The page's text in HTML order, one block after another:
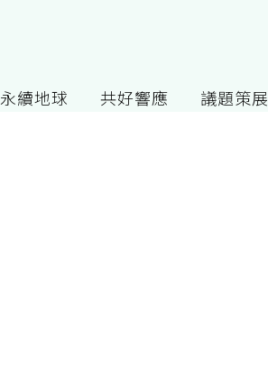
永續地球 共好響應 議題策展